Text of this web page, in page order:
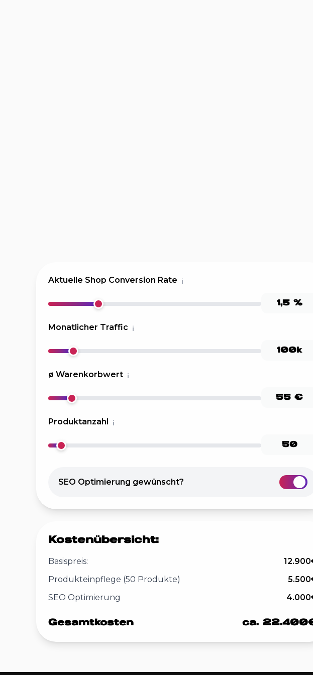
Aktuelle Shop Conversion Rate i
1,5 %
Monatlicher Traffic i
100k
ø Warenkorbwert i
55 €
Produktanzahl i
50
SEO Optimierung gewünscht?
Kostenübersicht:
Basispreis:
Produkteinpflege (50 Produkte)
SEO Optimierung
Gesamtkosten ca.